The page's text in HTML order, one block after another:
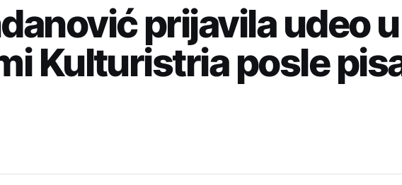
prijavila udeo u
Kulturistria posle